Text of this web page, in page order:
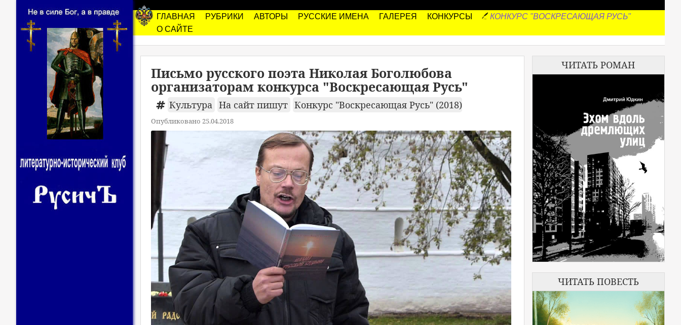
ГЛАВНАЯ РУБРИКИ АВТОРЫ РУССКИЕ ИМЕНА ГАЛЕРЕЯ КОНКУРСЫ
КОНКУРС "ВОСКРЕСАЮЩАЯ РУСЬ"
О САЙТЕ
Письмо русского поэта Николая Боголюбова
организаторам конкурса "Воскресающая Русь"
Культура На сайт пишут Конкурс "Воскресающая Русь" (2018)
Опубликовано 25.04.2018
ЧИТАТЬ РОМАН
ЧИТАТЬ ПОВЕСТЬ